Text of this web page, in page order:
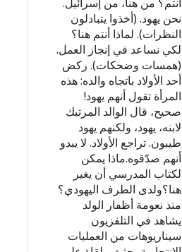
أنتم؟ من هنا، من إسرائيل.
نحن يهود. (أخذوا يتبادلون
النظرات). لماذا أنتم هنا؟
لكي نساعد في إنجاز العمل.
(همسات وضحكات). ركض
أحد الأولاد باتجاه والده: هذه
المرأة تقول أنهم يهود!
صحيح، قال الوالد المرتبك
لابنه، يهود، ولكنهم يهود
طيبون. تراجع الأولاد. لا يبدو
أنهم صدّقوه.ماذا يمكن
لكتاب المدرسي أن يغير
هنا؟ولدى الطرف اليهودي؟
منذ نعومة أظفار الولد
يشاهد في التلفزيون
سيناريوهات من العمليات